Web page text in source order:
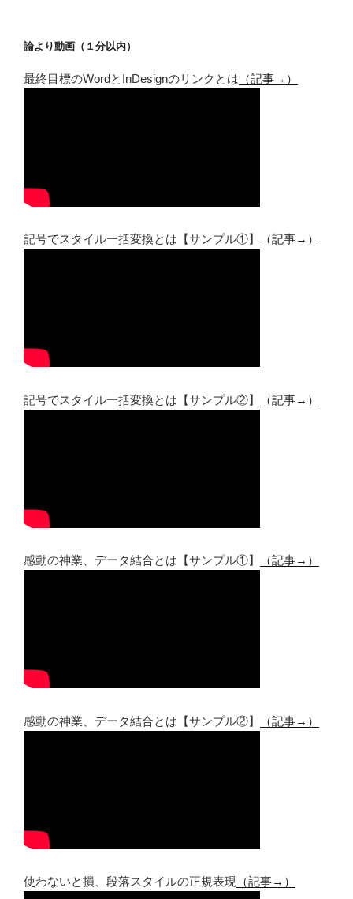
論より動画（１分以内）
最終目標のWordとInDesignのリンクとは （記事→）
記号でスタイル一括変換とは【サンプル①】 （記事→）
記号でスタイル一括変換とは【サンプル②】 （記事→）
感動の神業、データ結合とは【サンプル①】 （記事→）
感動の神業、データ結合とは【サンプル②】 （記事→）
使わないと損、段落スタイルの正規表現 （記事→）